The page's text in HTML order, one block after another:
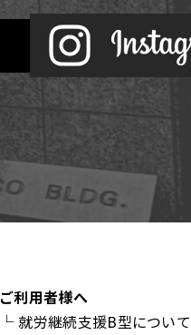
ご利用者様へ
└ 就労継続支援B型について